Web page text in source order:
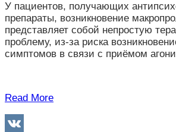
У пациентов, получающих
препараты, возникновение
представляет собой непростую
проблему, из-за риска
симптомов в связи с приёмом
Read More